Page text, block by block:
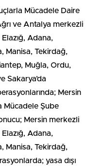
Mücadele Daire
ve Antalya merkezli
Adana,
Manisa, Tekirdağ,
Muğla, Ordu,
Sakarya’da
Mersin
Mücadele Şube
Mersin merkezli
Adana,
Manisa, Tekirdağ,
yasa dışı